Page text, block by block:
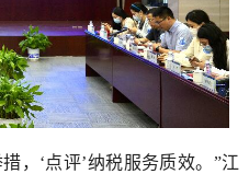
，‘点评’纳税服务质效。”江